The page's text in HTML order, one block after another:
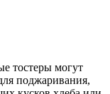
тостеры могут
поджаривания,